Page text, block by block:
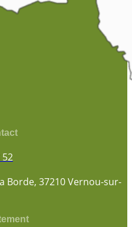
52
Borde, 37210 Vernou-sur-